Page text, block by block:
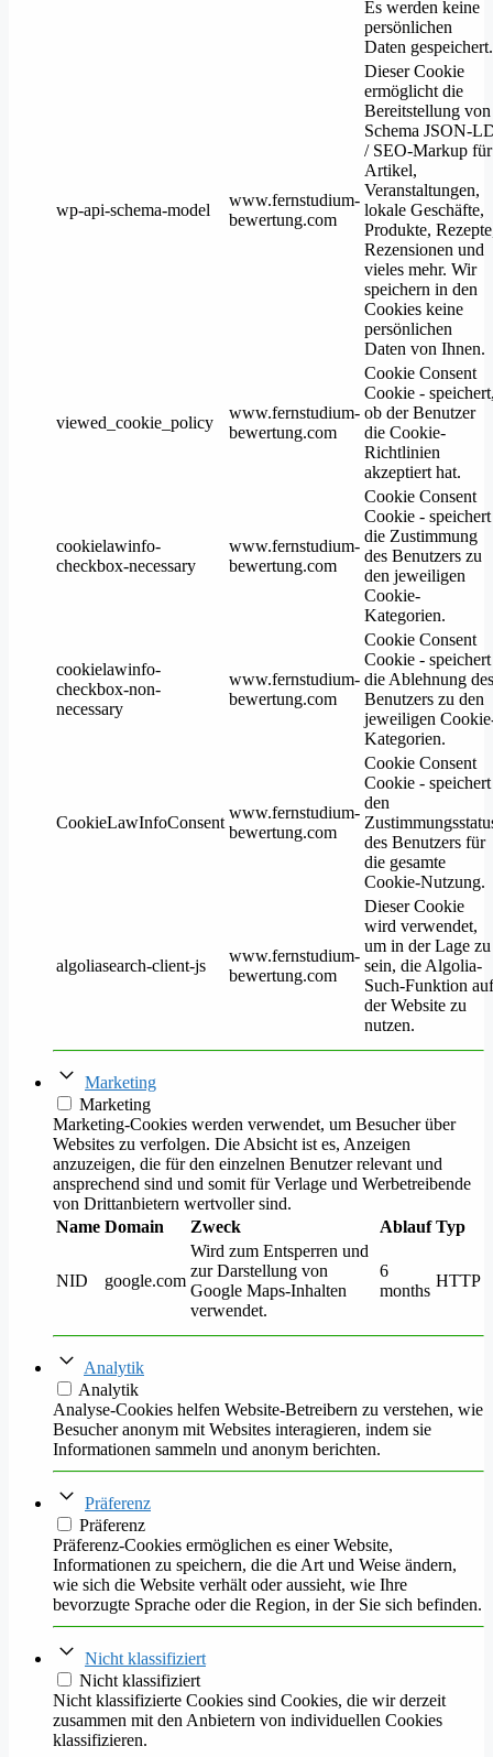
Es werden keine
persönlichen
Daten gespeichert.
wp-api-schema-model
www.fernstudium-
bewertung.com
Dieser Cookie
ermöglicht die
Bereitstellung von
Schema JSON-
/ SEO-Markup für
Artikel,
Veranstaltungen,
lokale Geschäfte,
Produkte,
Rezensionen und
vieles mehr. Wir
speichern in den
Cookies keine
persönlichen
Daten von Ihnen.
viewed_cookie_policy
www.fernstudium-
bewertung.com
Cookie Consent
Cookie -
ob der Benutzer
die Cookie-
Richtlinien
akzeptiert hat.
cookielawinfo-
checkbox-necessary
www.fernstudium-
bewertung.com
Cookie Consent
Cookie - speichert
die Zustimmung
des Benutzers zu
den jeweiligen
Cookie-
Kategorien.
cookielawinfo-
checkbox-non-
necessary
www.fernstudium-
bewertung.com
Cookie Consent
Cookie - speichert
die Ablehnung des
Benutzers zu den
jeweiligen
Kategorien.
CookieLawInfoConsent
www.fernstudium-
bewertung.com
Cookie Consent
Cookie - speichert
den
des Benutzers für
die gesamte
Cookie-Nutzung.
algoliasearch-client-js
www.fernstudium-
bewertung.com
Dieser Cookie
wird verwendet,
um in der Lage zu
sein, die Algolia-
Such-Funktion auf
der Website zu
nutzen.
Marketing
Marketing
Marketing-Cookies werden verwendet, um Besucher über
Websites zu verfolgen. Die Absicht ist es, Anzeigen
anzuzeigen, die für den einzelnen Benutzer relevant und
ansprechend sind und somit für Verlage und Werbetreibende
von Drittanbietern wertvoller sind.
Name Domain Zweck Ablauf Typ
NID google.com
Wird zum Entsperren und
zur Darstellung von
Google Maps-Inhalten
verwendet.
6
months
HTTP
Analytik
Analytik
Analyse-Cookies helfen Website-Betreibern zu verstehen, wie
Besucher anonym mit Websites interagieren, indem sie
Informationen sammeln und anonym berichten.
Präferenz
Präferenz
Präferenz-Cookies ermöglichen es einer Website,
Informationen zu speichern, die die Art und Weise ändern,
wie sich die Website verhält oder aussieht, wie Ihre
bevorzugte Sprache oder die Region, in der Sie sich befinden.
Nicht klassifiziert
Nicht klassifiziert
Nicht klassifizierte Cookies sind Cookies, die wir derzeit
zusammen mit den Anbietern von individuellen Cookies
klassifizieren.